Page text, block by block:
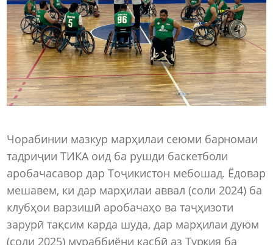
Чорабинии мазкур марҳилаи сеюми барномаи
тадриҷии ТИКА оид ба рушди баскетболи
аробачасавор дар Тоҷикистон мебошад. Ёдовар
мешавем, ки дар марҳилаи аввал (соли 2024) ба
клубҳои варзишӣ аробачаҳо ва таҷҳизоти
зарурӣ тақсим карда шуда, дар марҳилаи дуюм
(соли 2025) мураббиёни касбӣ аз Туркия ба